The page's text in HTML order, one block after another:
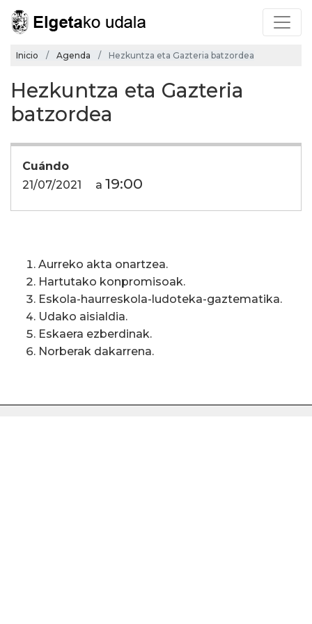
Inicio Agenda Hezkuntza eta Gazteria batzordea
Hezkuntza eta Gazteria
batzordea
Cuándo
21/07/2021
a 19:00
Aurreko akta onartzea.
Hartutako konpromisoak.
Eskola-haurreskola-ludoteka-gaztematika.
Udako aisialdia.
Eskaera ezberdinak.
Norberak dakarrena.